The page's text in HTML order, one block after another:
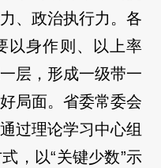
、政治执行力。各
以身作则、以上率
层，形成一级带一
局面。省委常委会
过理论学习中心组
，以“关键少数”示